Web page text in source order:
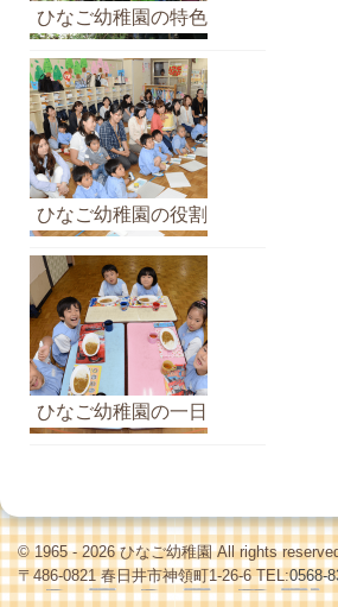
ひなご幼稚園の特色
ひなご幼稚園の役割
ひなご幼稚園の一日
© 1965 - 2026 ひなご幼稚園 All rights
〒486-0821 春日井市神領町1-26-6 TEL:0568-